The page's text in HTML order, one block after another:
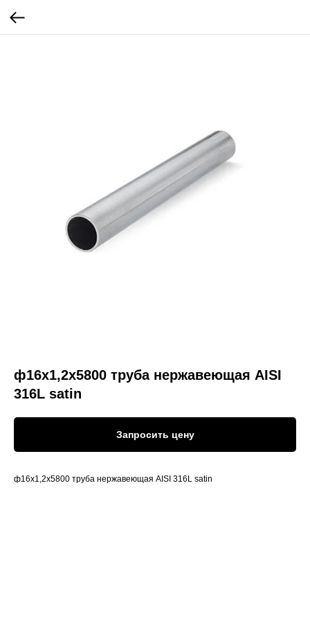
ф16х1,2х5800 труба нержавеющая AISI
316L satin
Запросить цену
ф16х1,2х5800 труба нержавеющая AISI 316L satin